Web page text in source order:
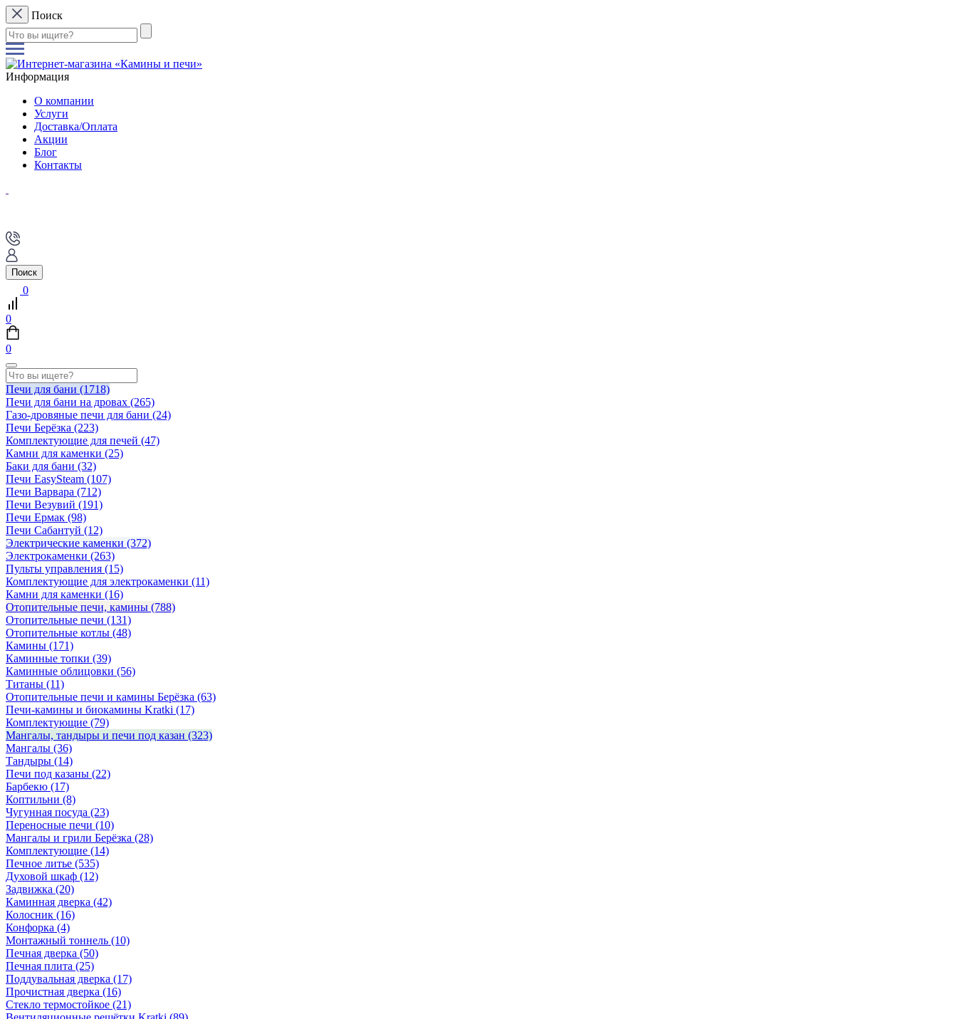
Поиск
Информация
О компании
Услуги
Доставка/Оплата
Акции
Блог
Контакты
Поиск
0
0
0
Печи для бани (1718)
Печи для бани на дровах (265)
Газо-дровяные печи для бани (24)
Печи Берёзка (223)
Комплектующие для печей (47)
Камни для каменки (25)
Баки для бани (32)
Печи EasySteam (107)
Печи Варвара (712)
Печи Везувий (191)
Печи Ермак (98)
Печи Сабантуй (12)
Электрические каменки (372)
Электрокаменки (263)
Пульты управления (15)
Комплектующие для электрокаменки (11)
Камни для каменки (16)
Отопительные печи, камины (788)
Отопительные печи (131)
Отопительные котлы (48)
Камины (171)
Каминные топки (39)
Каминные облицовки (56)
Титаны (11)
Отопительные печи и камины Берёзка (63)
Печи-камины и биокамины Kratki (17)
Комплектующие (79)
Мангалы, тандыры и печи под казан (323)
Мангалы (36)
Тандыры (14)
Печи под казаны (22)
Барбекю (17)
Коптильни (8)
Чугунная посуда (23)
Переносные печи (10)
Мангалы и грили Берёзка (28)
Комплектующие (14)
Печное литье (535)
Духовой шкаф (12)
Задвижка (20)
Каминная дверка (42)
Колосник (16)
Конфорка (4)
Монтажный тоннель (10)
Печная дверка (50)
Печная плита (25)
Поддувальная дверка (17)
Прочистная дверка (16)
Стекло термостойкое (21)